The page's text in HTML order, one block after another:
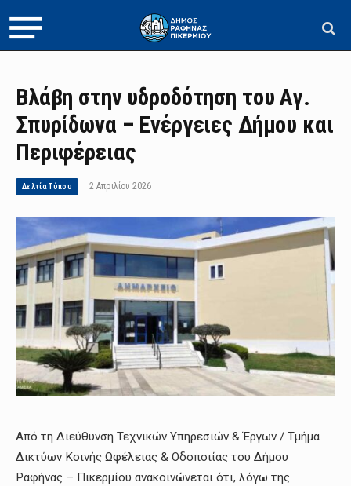
Βλάβη στην υδροδότηση του Αγ.
Σπυρίδωνα – Ενέργειες Δήμου και
Περιφέρειας
Δελτία Τύπου 2 Απριλίου 2026
Από τη Διεύθυνση Τεχνικών Υπηρεσιών & Έργων / Τμήμα
Δικτύων Κοινής Ωφέλειας & Οδοποιίας του Δήμου
Ραφήνας – Πικερμίου ανακοινώνεται ότι, λόγω της